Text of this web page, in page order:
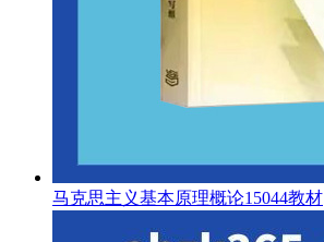
马克思主义基本原理概论15044教材